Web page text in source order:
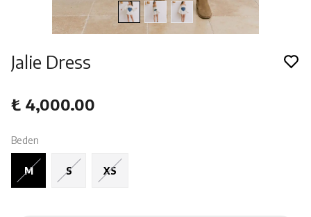
Jalie Dress
₺ 4,000.00
Beden
M S XS